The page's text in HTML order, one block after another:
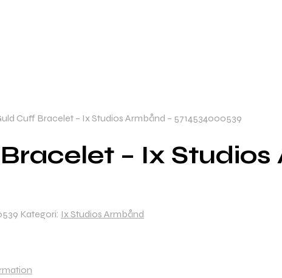
Cuff Bracelet – Ix Studios Armbånd – 5714534000539
– Ix
Kategori: Ix Studios Armbånd